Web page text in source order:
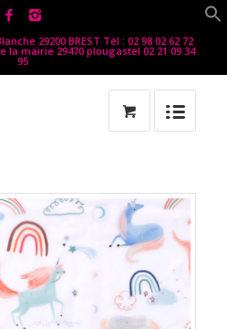
29200 BREST Tél : 02 98 02 62 72
la mairie 29470 plougastel 02 21 09 34
95